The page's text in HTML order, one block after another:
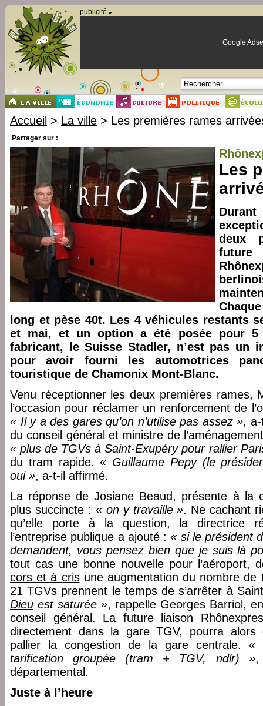
publicité
Google
Accueil > La ville > Les premières rames
Partager sur :
Les
deux
future
long et pèse 40t. Les 4 véhicules restants
et mai, et un option a été posée pour 5
fabricant, le Suisse Stadler, n’est pas un
pour avoir fourni les automotrices
touristique de Chamonix Mont-Blanc.
Venu réceptionner les deux premières rames,
l’occasion pour réclamer un renforcement de
« Il y a des gares qu’on n’utilise pas assez »,
du conseil général et ministre de
« plus de TGVs à Saint-Exupéry pour rallier
du tram rapide.« Guillaume Pepy (le
oui », a-t-il affirmé.
La réponse de Josiane Beaud, présente à la
plus succincte : « on y travaille ». Ne cachant
qu’elle porte à la question, la directrice
l’entreprise publique a ajouté :« si le président
demandent, vous pensez bien que je suis là
tout cas une bonne nouvelle pour l’aéroport,
cors et à crisune augmentation du nombre de
21 TGVs prennent le temps de s’arrêter à
Dieu est saturée », rappelle Georges Barriol,
conseil général. La future liaison
directement dans la gare TGV, pourra alors
pallier la congestion de la gare centrale. «
tarification groupée (tram + TGV, ndlr) »,
départemental.
Juste à l’heure
Panneau de gestion des cookies